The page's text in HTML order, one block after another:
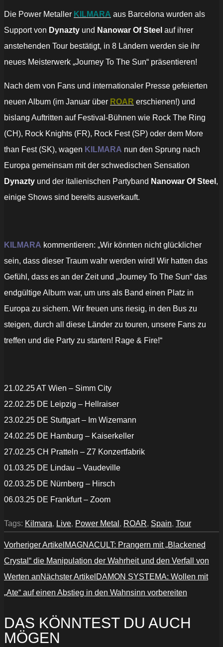
Die Power Metaller KILMARA aus Barcelona wurden als
Support von Dynazty und Nanowar Of Steel auf ihrer
anstehenden Tour bestätigt, in 8 Ländern werden sie ihr
neues Meisterwerk „Journey To The Sun“ präsentieren!
Nach dem von Fans und internationaler Presse gefeierten
neuen Album (im Januar über ROAR erschienen!) und
bislang Auftritten auf Festival-Bühnen wie Rock The Ring
(CH), Rock Knights (FR), Rock Fest (SP) oder dem More
than Fest (SK), wagen KILMARA nun den Sprung nach
Europa gemeinsam mit der schwedischen Sensation
Dynazty und der italienischen Partyband Nanowar Of Steel ,
einige Shows sind bereits ausverkauft.
KILMARA kommentieren: „Wir könnten nicht glücklicher
sein, dass dieser Traum wahr werden wird! Wir hatten das
Gefühl, dass es an der Zeit und „Journey To The Sun“ das
endgültige Album war, um uns als Band einen Platz in
Europa zu sichern. Wir freuen uns riesig, in den Bus zu
steigen, durch all diese Länder zu touren, unsere Fans zu
treffen und die Party zu starten! Rage & Fire!“
21.02.25 AT Wien – Simm City
22.02.25 DE Leipzig – Hellraiser
23.02.25 DE Stuttgart – Im Wizemann
24.02.25 DE Hamburg – Kaiserkeller
27.02.25 CH Pratteln – Z7 Konzertfabrik
01.03.25 DE Lindau – Vaudeville
02.03.25 DE Nürnberg – Hirsch
06.03.25 DE Frankfurt – Zoom
Tags: Kilmara, Live, Power Metal , ROAR, Spain, Tour
Vorheriger Artikel MAGNACULT: Prangern mit „Blackened
Crystal“ die Manipulation der Wahrheit und den Verfall von
Werten anNächster Artikel DAMON SYSTEMA: Wollen mit
„Ate“ auf einen Abstieg in den Wahnsinn vorbereiten
DAS KÖNNTEST DU AUCH
MÖGEN